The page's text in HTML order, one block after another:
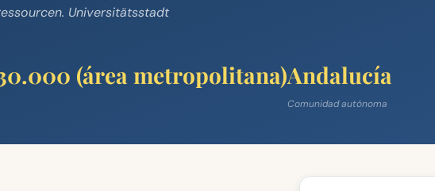
Universitätsstadt
(área metropolitana)Andalucía
Comunidad autónoma